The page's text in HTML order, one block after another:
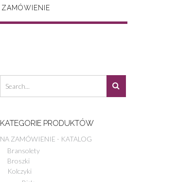
ZAMÓWIENIE
KATEGORIE PRODUKTÓW
NA ZAMÓWIENIE - KATALOG
Bransolety
Broszki
Kolczyki